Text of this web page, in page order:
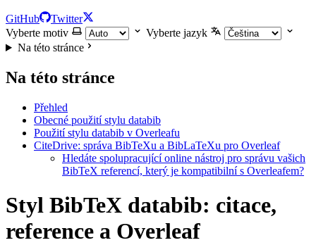
GitHub
Twitter
Vyberte motiv
Vyberte jazyk
Na této stránce
Na této stránce
Přehled
Obecné použití stylu databib
Použití stylu databib v Overleafu
CiteDrive: správa BibTeXu a BibLaTeXu pro Overleaf
Hledáte spolupracující online nástroj pro správu vašich
BibTeX referencí, který je kompatibilní s Overleafem?
Styl BibTeX databib: citace,
reference a Overleaf